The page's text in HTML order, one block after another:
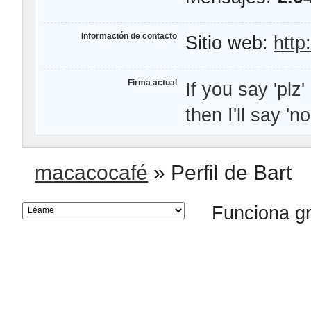
Información de contacto Sitio web:
Firma actual
If you say
then I'll say
macacocafé » Perfil de Bart
Funciona